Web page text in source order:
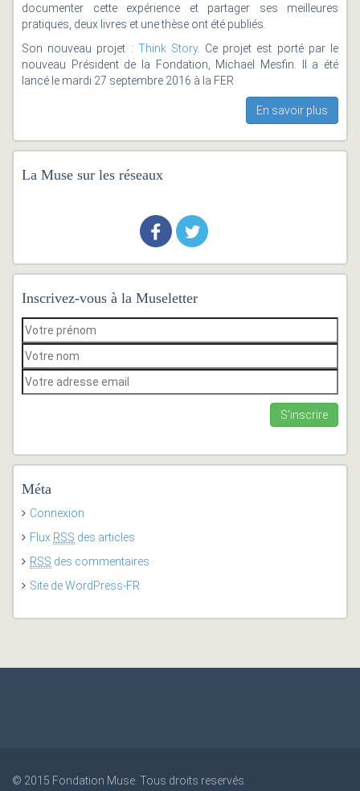
documenter cette expérience et partager ses meilleures
pratiques, deux livres et une thèse ont été publiés.
Son nouveau projet : Think Story. Ce projet est porté par le
nouveau Président de la Fondation, Michael Mesfin. Il a été
lancé le mardi 27 septembre 2016 à la FER
En savoir plus
La Muse sur les réseaux
Inscrivez-vous à la Museletter
Méta
Connexion
Flux RSS des articles
RSS des commentaires
Site de WordPress-FR
© 2015 Fondation Muse. Tous droits reservés.